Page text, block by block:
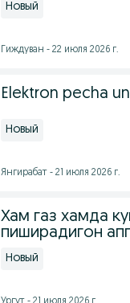
Новый
Гиждуван - 22 июля 2026 г.
Elektron pecha
Новый
Янгирабат - 21 июля 2026 г.
Хам газ хамда
пиширадигон
Новый